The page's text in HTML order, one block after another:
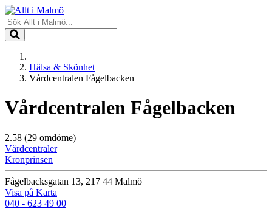
Hälsa & Skönhet
Vårdcentralen Fågelbacken
Vårdcentralen Fågelbacken
2.58 (29 omdöme)
Vårdcentraler
Kronprinsen
Fågelbacksgatan 13, 217 44 Malmö
Visa på Karta
040 - 623 49 00